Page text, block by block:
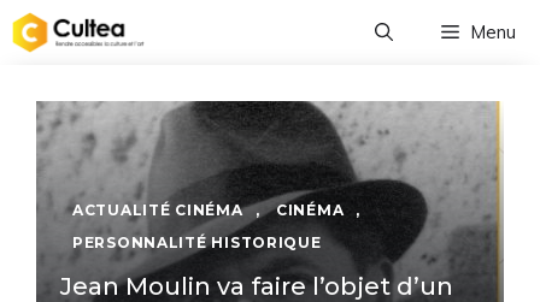
Aller
au
Menu
ACTUALITÉ CINÉMA , CINÉMA
,
PERSONNALITÉ HISTORIQUE
Jean Moulin va faire l’objet d’un